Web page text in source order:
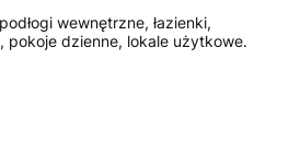
wewnętrzne, łazienki,
pokoje dzienne, lokale użytkowe.